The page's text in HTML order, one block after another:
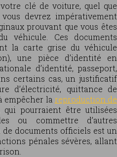
clé de voiture, quel que
devrez impérativement
prouvant que vous êtes
véhicule. Ces documents
la carte grise du véhicule
une pièce d’identité en
d’identité, passeport,
certains cas, un justificatif
d’électricité, quittance de
empêcher la reproduction de
qui pourraient être utilisées
ou commettre d’autres
documents officiels est un
pénales sévères, allant